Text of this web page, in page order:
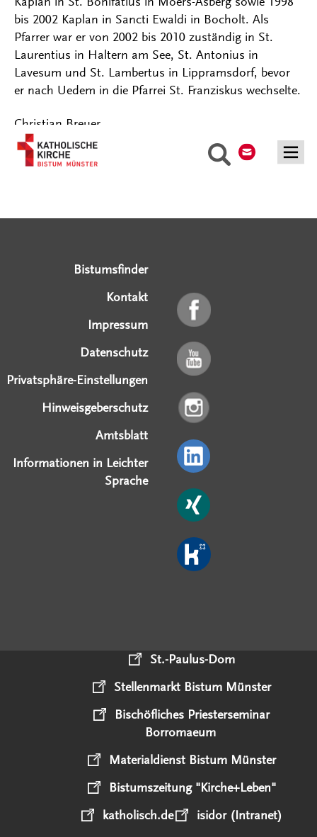
Suche
bis 2002 Kaplan in Sancti Ewaldi in Bocholt. Als
Pfarrer war er von 2002 bis 2010 zuständig in St.
Laurentius in Haltern am See, St. Antonius in
Lavesum und St. Lambertus in Lippramsdorf, bevor
er nach Uedem in die Pfarrei St. Franziskus wechselte.
Christian Breuer
Bistumsfinder
Kontakt
Impressum
Datenschutz
Privatsphäre-Einstellungen
Hinweisgeberschutz
Amtsblatt
Informationen in Leichter
Sprache
St.-Paulus-Dom
Stellenmarkt Bistum Münster
Bischöfliches Priesterseminar
Borromaeum
Materialdienst Bistum Münster
Bistumszeitung "Kirche+Leben"
katholisch.de
isidor (Intranet)